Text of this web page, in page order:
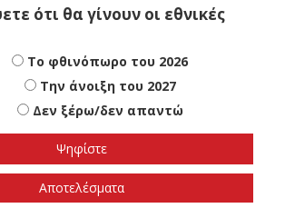
ότι θα γίνουν οι εθνικές
Το φθινόπωρο του 2026
Την άνοιξη του 2027
Δεν ξέρω/δεν απαντώ
Αποτελέσματα